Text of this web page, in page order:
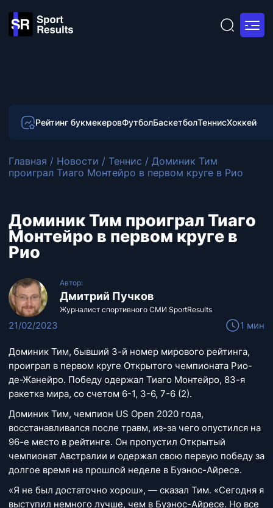
Рейтинг букмекеровФутболБаскетболТеннисХоккей
Главная / Новости / Теннис / Доминик Тим
проиграл Тиаго Монтейро в первом круге в Рио
Доминик Тим проиграл Тиаго
Монтейро в первом круге в
Рио
Автор:
Дмитрий Пучков
Журналист спортивного СМИ SportResults
21/02/2023 1 мин
Доминик Тим, бывший 3-й номер мирового рейтинга,
проиграл в первом круге Открытого чемпионата Рио-
де-Жанейро. Победу одержал Тиаго Монтейро, 83-я
ракетка мира, со счетом 6-1, 3-6, 7-6 (2).
Доминик Тим, чемпион US Open 2020 года,
восстанавливался после травм, из-за чего опустился на
96-е место в рейтинге. Он пропустил Открытый
чемпионат Австралии и одержал свою первую победу за
долгое время на прошлой неделе в Буэнос-Айресе.
«Я не был достаточно хорош», — сказал Тим. «Сегодня я
выступил немного лучше, чем в Буэнос-Айресе. Но все